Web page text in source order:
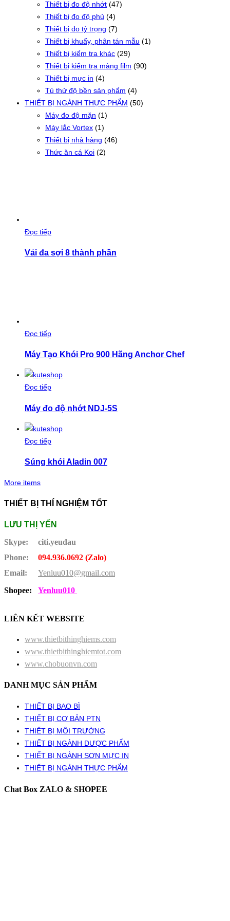
Thiết bị đo độ nhớt (47)
Thiết bị đo độ phủ (4)
Thiết bị đo tỷ trọng (7)
Thiết bị khuấy, phân tán mẫu (1)
Thiết bị kiểm tra khác (29)
Thiết bị kiểm tra màng film (90)
Thiết bị mực in (4)
Tủ thử độ bền sản phẩm (4)
THIẾT BỊ NGÀNH THỰC PHẨM (50)
Máy đo độ mặn (1)
Máy lắc Vortex (1)
Thiết bị nhà hàng (46)
Thức ăn cá Koi (2)
Đọc tiếp
Vải đa sợi 8 thành phần
Đọc tiếp
Máy Tạo Khói Pro 900 Hãng Anchor Chef
Đọc tiếp
Máy đo độ nhớt NDJ-5S
Đọc tiếp
Súng khói Aladin 007
More items
THIẾT BỊ THÍ NGHIỆM TỐT
LƯU THỊ YẾN
Skype:
citi.yeudau
Phone:
094.936.0692 (Zalo)
Email:
Yenluu010@gmail.com
Shopee:
Yenluu010
LIÊN KẾT WEBSITE
www.thietbithinghiems.com
www.thietbithinghiemtot.com
www.chobuonvn.com
DANH MỤC SẢN PHẨM
THIẾT BỊ BAO BÌ
THIẾT BỊ CƠ BẢN PTN
THIẾT BỊ MÔI TRƯỜNG
THIẾT BỊ NGÀNH DƯỢC PHẨM
THIẾT BỊ NGÀNH SƠN MỰC IN
THIẾT BỊ NGÀNH THỰC PHẨM
Chat Box ZALO & SHOPEE